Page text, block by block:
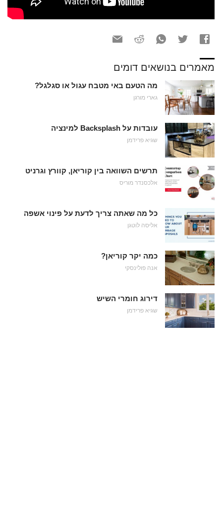
מאמרים בנושאים דומים
מה הטעם באי מטבח עגול או סגלגל?
גארי מורגן
עובדות על Backsplash למינציה
שגיא פרידמן
תרשים השוואה בין קוריאן, קוורץ וגרניט
אלכסנדר מוריס
כל מה שאתה צריך לדעת על פינוי אשפה
אליסה לוטגן
כמה יקר קוריאן?
אנה פולינסקי
דירוג חומרי השיש
שגיא פרידמן